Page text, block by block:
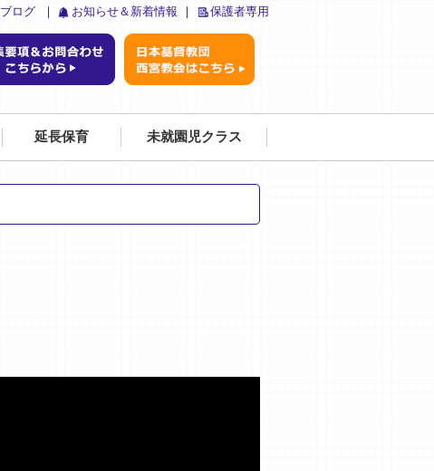
ブログ お知らせ＆新着情報 保護者専用
延長保育 未就園児クラス